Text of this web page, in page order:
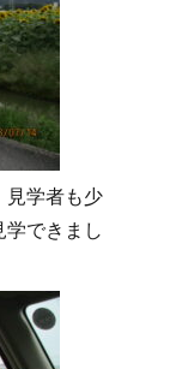
見学者も少
学できまし